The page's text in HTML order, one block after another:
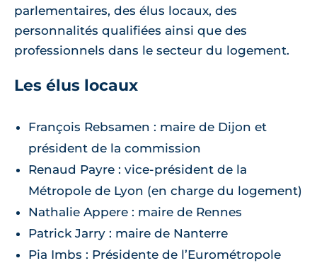
parlementaires, des élus locaux, des
personnalités qualifiées ainsi que des
professionnels dans le secteur du logement.
Les élus locaux
François Rebsamen : maire de Dijon et
président de la commission
Renaud Payre : vice-président de la
Métropole de Lyon (en charge du logement)
Nathalie Appere : maire de Rennes
Patrick Jarry : maire de Nanterre
Pia Imbs : Présidente de l’Eurométropole